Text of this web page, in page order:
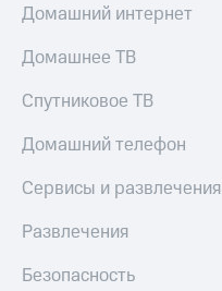
Домашний интернет
Домашнее ТВ
Спутниковое ТВ
Домашний телефон
Сервисы и развлечения
Развлечения
Безопасность